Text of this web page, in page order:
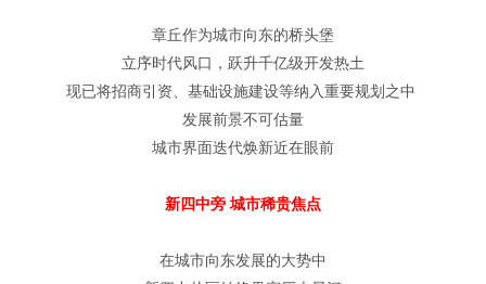
章丘作为城市向东的桥头堡
立序时代风口，跃升千亿级开发热土
现已将招商引资、基础设施建设等纳入重要规划之中
发展前景不可估量
城市界面迭代焕新近在眼前
新四中旁 城市稀贵焦点
在城市向东发展的大势中